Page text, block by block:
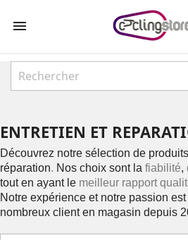

ENTRETIEN ET
Découvrez notre sélection de
réparation. Nos choix sont la fiabilité,
tout en ayant le meilleur rapport
Notre expérience et notre passion
nombreux client en magasin depuis